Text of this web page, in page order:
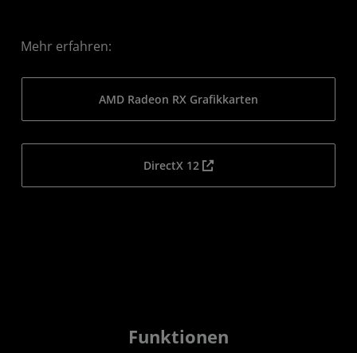
Mehr erfahren:
AMD Radeon RX Grafikkarten
DirectX 12
Funktionen